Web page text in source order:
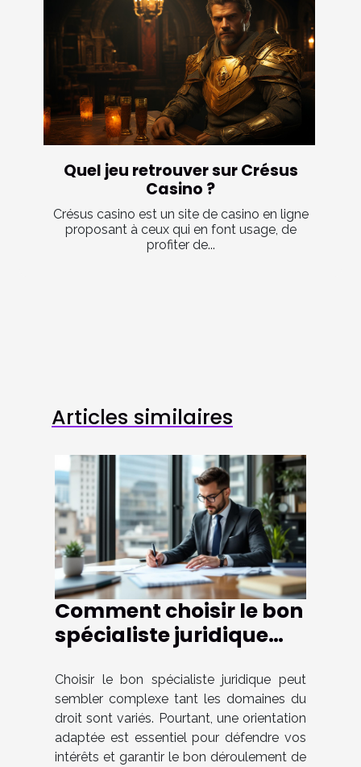
Quel jeu retrouver sur Crésus
Casino ?
Crésus casino est un site de casino en ligne
proposant à ceux qui en font usage, de
profiter de...
Articles similaires
Comment choisir le bon
spécialiste juridique
Choisir le bon spécialiste juridique peut
sembler complexe tant les domaines du
droit sont variés. Pourtant, une orientation
adaptée est essentiel pour défendre vos
intérêts et garantir le bon déroulement de